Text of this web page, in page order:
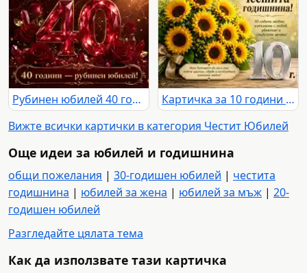
Рубинен юбилей 40 години с червени рози, рубини и златен надпис
Картичка за 10 години годишнина със слънчогледи, сребърна цифра 10 и празнични надписи
Вижте всички картички в категория Честит Юбилей
Още идеи за юбилей и годишнина
общи пожелания | 30-годишен юбилей | честита
годишнина | юбилей за жена | юбилей за мъж | 20-
годишен юбилей
Разгледайте цялата тема
Как да използвате тази картичка